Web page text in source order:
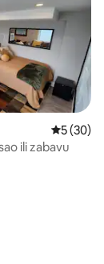
s oznakom
5 (30)
ili zabavu